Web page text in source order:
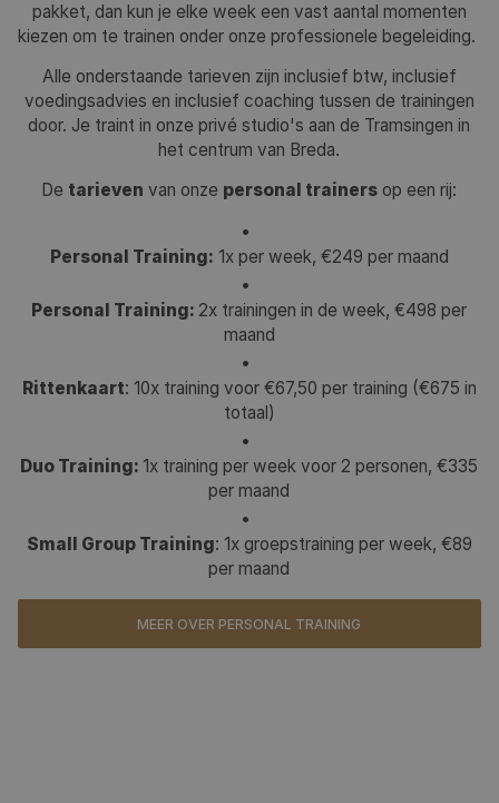
pakket, dan kun je elke week een vast aantal momenten
kiezen om te trainen onder onze professionele begeleiding.
Alle onderstaande tarieven zijn inclusief btw, inclusief
voedingsadvies en inclusief coaching tussen de trainingen
door. Je traint in onze privé studio's aan de Tramsingen in
het centrum van Breda.
De tarieven van onze personal trainers op een rij:
Personal Training: 1x per week, €249 per maand
Personal Training:2x trainingen in de week, €498 per
maand
Rittenkaart: 10x training voor €67,50 per training (€675 in
totaal)
Duo Training:1x training per week voor 2 personen, €335
per maand
Small Group Training: 1x groepstraining per week, €89
per maand
MEER OVER PERSONAL TRAINING